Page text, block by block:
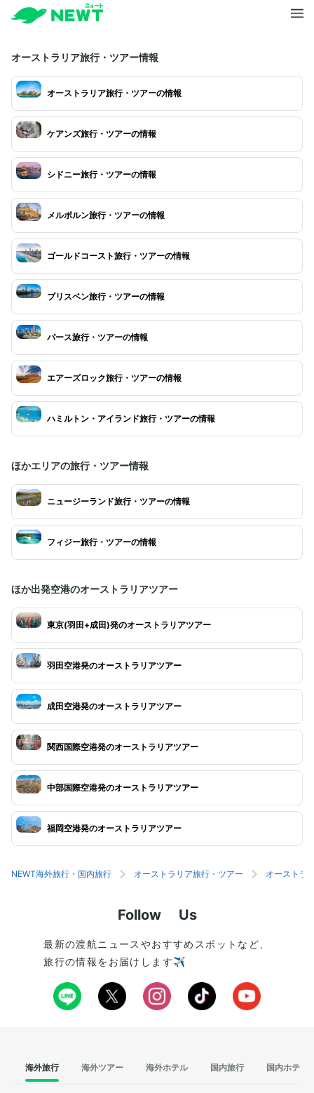
オーストラリア旅行・ツアー情報
オーストラリア旅行・ツアーの情報
ケアンズ旅行・ツアーの情報
シドニー旅行・ツアーの情報
メルボルン旅行・ツアーの情報
ゴールドコースト旅行・ツアーの情報
ブリスベン旅行・ツアーの情報
パース旅行・ツアーの情報
エアーズロック旅行・ツアーの情報
ハミルトン・アイランド旅行・ツアーの情報
ほかエリアの旅行・ツアー情報
ニュージーランド旅行・ツアーの情報
フィジー旅行・ツアーの情報
ほか出発空港のオーストラリアツアー
東京(羽田+成田)発のオーストラリアツアー
羽田空港発のオーストラリアツアー
成田空港発のオーストラリアツアー
関西国際空港発のオーストラリアツアー
中部国際空港発のオーストラリアツアー
福岡空港発のオーストラリアツアー
NEWT海外旅行・国内旅行 オーストラリア旅行・ツアー オーストラ
Follow Us
最新の渡航ニュースやおすすめスポットなど、
旅行の情報をお届けします✈️
海外旅行 海外ツアー 海外ホテル 国内旅行 国内ホテル